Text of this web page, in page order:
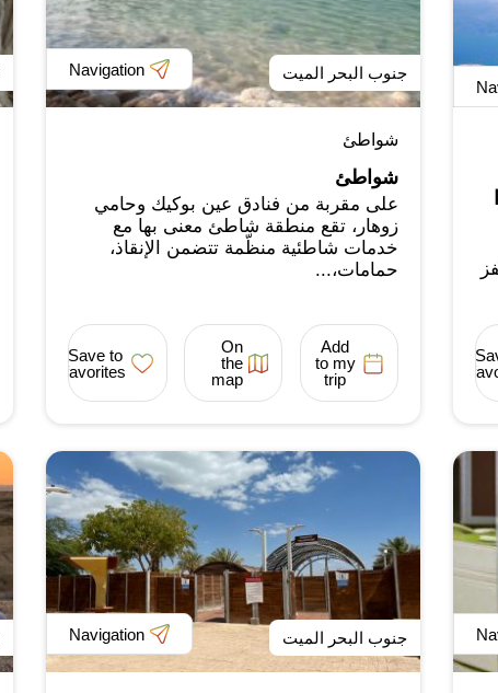
جنوب البحر الميت Navigation
شواطئ
شواطئ
على مقربة من فنادق عين بوكيك وحامي
زوهار، تقع منطقة شاطئ معنى بها مع
خدمات شاطئية منظّمة تتضمن الإنقاذ،
حمامات،...
Add
to my
trip
On
the
map
Save to
favorites
جنوب البحر الميت Navigation